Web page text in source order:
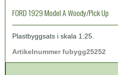
FORD 1929 Model A Woody/Pick Up
Plastbyggsats i skala 1:25.
Artikelnummer fubygg25252